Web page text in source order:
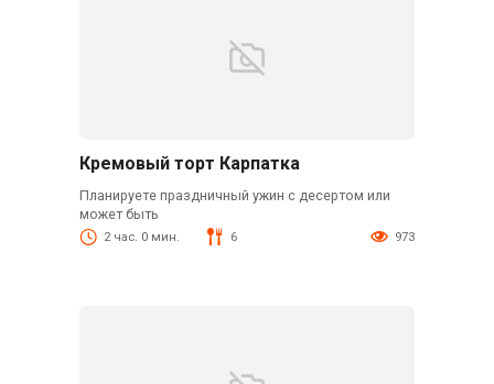
Кремовый торт Карпатка
Планируете праздничный ужин с десертом или
может быть
2 час. 0 мин. 6 973